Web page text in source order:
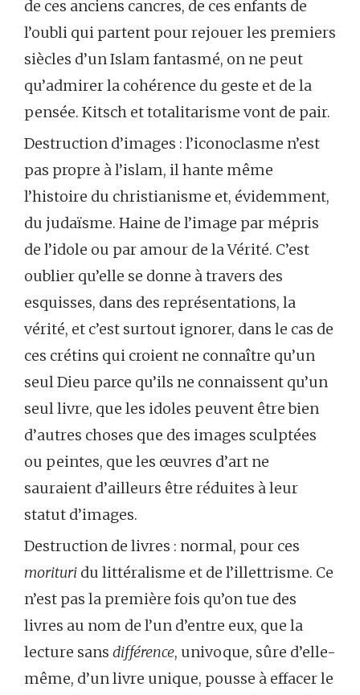
de ces anciens cancres, de ces enfants de
l’oubli qui partent pour rejouer les premiers
siècles d’un Islam fantasmé, on ne peut
qu’admirer la cohérence du geste et de la
pensée. Kitsch et totalitarisme vont de pair.
Destruction d’images : l’iconoclasme n’est
pas propre à l’islam, il hante même
l’histoire du christianisme et, évidemment,
du judaïsme. Haine de l’image par mépris
de l’idole ou par amour de la Vérité. C’est
oublier qu’elle se donne à travers des
esquisses, dans des représentations, la
vérité, et c’est surtout ignorer, dans le cas de
ces crétins qui croient ne connaître qu’un
seul Dieu parce qu’ils ne connaissent qu’un
seul livre, que les idoles peuvent être bien
d’autres choses que des images sculptées
ou peintes, que les œuvres d’art ne
sauraient d’ailleurs être réduites à leur
statut d’images.
Destruction de livres : normal, pour ces
morituri du littéralisme et de l’illettrisme. Ce
n’est pas la première fois qu’on tue des
livres au nom de l’un d’entre eux, que la
lecture sans différence, univoque, sûre d’elle-
même, d’un livre unique, pousse à effacer le